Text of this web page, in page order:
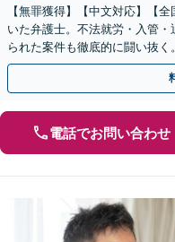
【無罪獲得】【中文対応】【
いた弁護士。不法就労・入管
られた案件も徹底的に闘い抜く。
電話でお問い合わせ